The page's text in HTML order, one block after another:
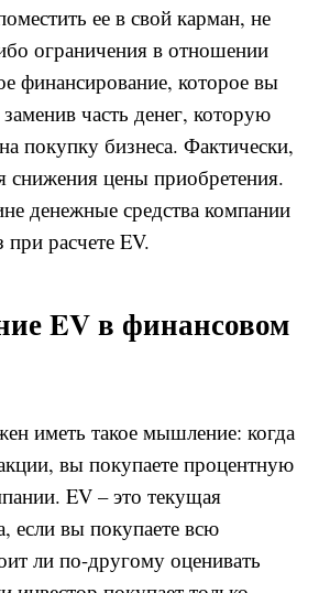
ее в свой карман, не
ограничения в отношении
финансирование, которое вы
часть денег, которую
покупку бизнеса. Фактически,
снижения цены приобретения.
денежные средства компании
расчете EV.
EV в финансовом
иметь такое мышление: когда
вы покупаете процентную
EV – это текущая
если вы покупаете всю
ли по-другому оценивать